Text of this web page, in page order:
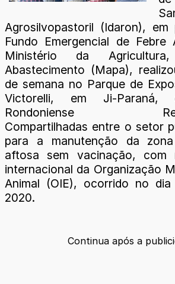
Agrosilvopastoril (Idaron),
Fundo Emergencial de
Ministério da
Abastecimento (Mapa),
de semana no Parque de
Victorelli, em Ji-
Rondoniense
Compartilhadas entre o setor
para a manutenção da
aftosa sem vacinação, com
internacional da Organização
Animal (OIE), ocorrido no
2020.
Continua após a